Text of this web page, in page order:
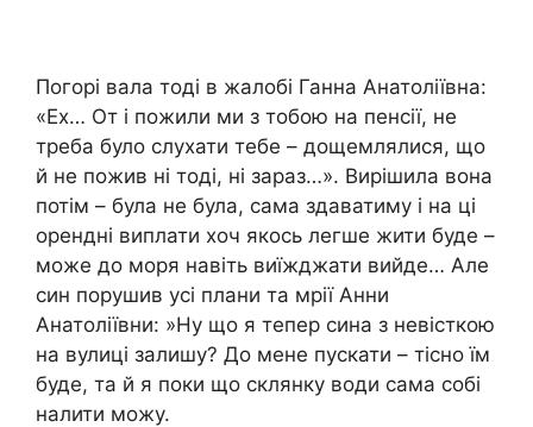
Погорі вала тоді в жалобі Ганна Анатоліївна:
«Ех… От і пожили ми з тобою на пенсії, не
треба було слухати тебе – дощемлялися, що
й не пожив ні тоді, ні зараз…». Вирішила вона
потім – була не була, сама здаватиму і на ці
орендні виплати хоч якось легше жити буде –
може до моря навіть виїжджати вийде… Але
син порушив усі плани та мрії Анни
Анатоліївни: »Ну що я тепер сина з невісткою
на вулиці залишу? До мене пускати – тісно їм
буде, та й я поки що склянку води сама собі
налити можу.